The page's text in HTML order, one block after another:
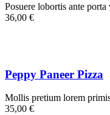
Posuere lobortis ante
36,00 €
Peppy Paneer Pizza
Mollis pretium lorem
35,00 €